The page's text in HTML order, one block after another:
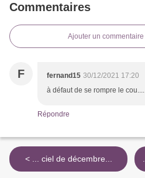
Commentaires
Ajouter un commentaire
F fernand15 30/12/2021 17:20
à défaut de se rompre le cou....
Répondre
< ... ciel de décembre...